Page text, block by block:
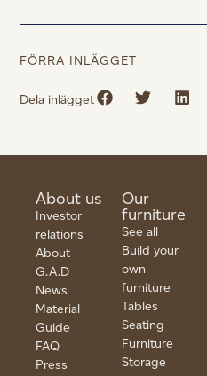
FÖRRA INLÄGGET
Dela inlägget
About us
Investor
relations
About
G.A.D
News
Material
Guide
FAQ
Press
Our
furniture
See all
Build your
own
furniture
Tables
Seating
Furniture
Storage